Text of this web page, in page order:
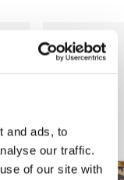
and ads, to
our traffic.
of our site with